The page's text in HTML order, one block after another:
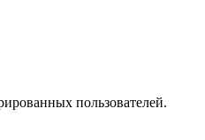
пользователей.